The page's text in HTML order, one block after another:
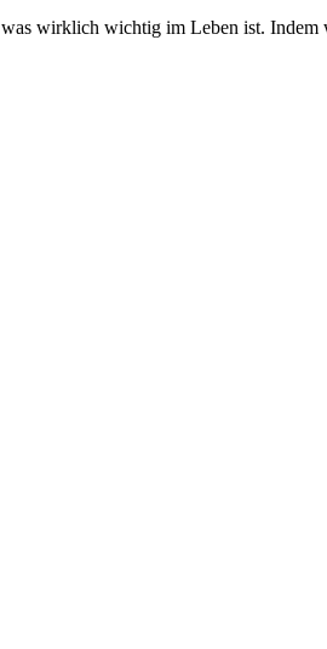
wirklich wichtig im Leben ist.